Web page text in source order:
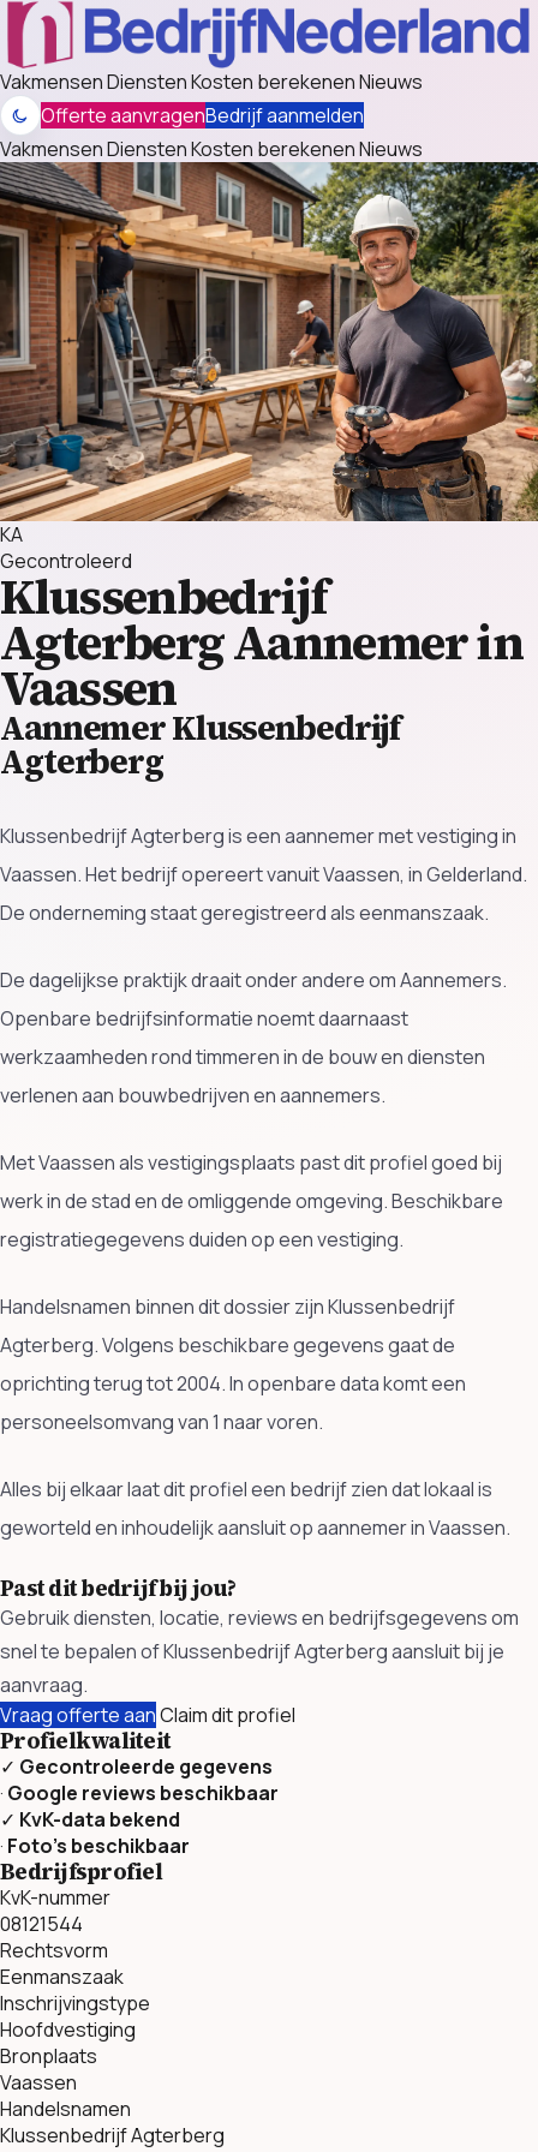
VakmensenDienstenKosten berekenenNieuws
Offerte aanvragenBedrijf aanmelden
VakmensenDienstenKosten berekenenNieuws
KA
Gecontroleerd
Klussenbedrijf
AgterbergAannemer in
Vaassen
Aannemer Klussenbedrijf
Agterberg
Klussenbedrijf Agterberg is een aannemer met vestiging in
Vaassen. Het bedrijf opereert vanuit Vaassen, in Gelderland.
De onderneming staat geregistreerd als eenmanszaak.
De dagelijkse praktijk draait onder andere om Aannemers.
Openbare bedrijfsinformatie noemt daarnaast
werkzaamheden rond timmeren in de bouw en diensten
verlenen aan bouwbedrijven en aannemers.
Met Vaassen als vestigingsplaats past dit profiel goed bij
werk in de stad en de omliggende omgeving. Beschikbare
registratiegegevens duiden op een vestiging.
Handelsnamen binnen dit dossier zijn Klussenbedrijf
Agterberg. Volgens beschikbare gegevens gaat de
oprichting terug tot 2004. In openbare data komt een
personeelsomvang van 1 naar voren.
Alles bij elkaar laat dit profiel een bedrijf zien dat lokaal is
geworteld en inhoudelijk aansluit op aannemer in Vaassen.
Past dit bedrijf bij jou?
Gebruik diensten, locatie, reviews en bedrijfsgegevens om
snel te bepalen of Klussenbedrijf Agterberg aansluit bij je
aanvraag.
Vraag offerte aanClaim dit profiel
Profielkwaliteit
✓ Gecontroleerde gegevens
· Google reviews beschikbaar
✓ KvK-data bekend
· Foto’s beschikbaar
Bedrijfsprofiel
KvK-nummer
08121544
Rechtsvorm
Eenmanszaak
Inschrijvingstype
Hoofdvestiging
Bronplaats
Vaassen
Handelsnamen
Klussenbedrijf Agterberg